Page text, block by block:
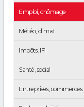
Emploi, chômage
Météo, climat
Impôts, IFI
Santé, social
Entreprises, commerces